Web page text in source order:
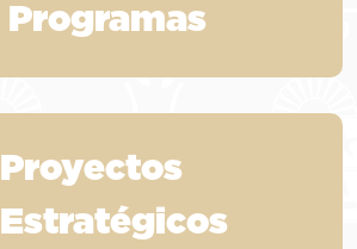
Programas
Proyectos
Estratégicos